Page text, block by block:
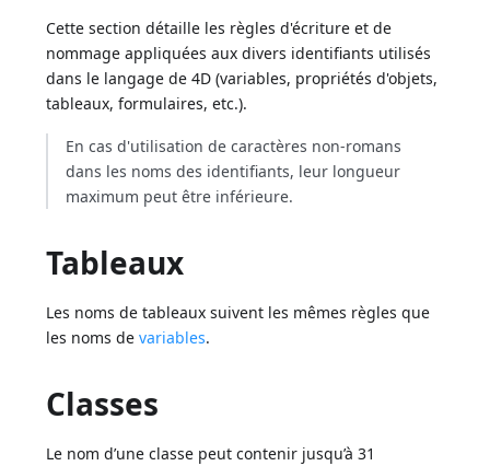
Cette section détaille les règles d'écriture et de
nommage appliquées aux divers identifiants utilisés
dans le langage de 4D (variables, propriétés d'objets,
tableaux, formulaires, etc.).
En cas d'utilisation de caractères non-romans
dans les noms des identifiants, leur longueur
maximum peut être inférieure.
Tableaux
Les noms de tableaux suivent les mêmes règles que
les noms devariables.
Classes
Le nom d’une classe peut contenir jusqu’à 31